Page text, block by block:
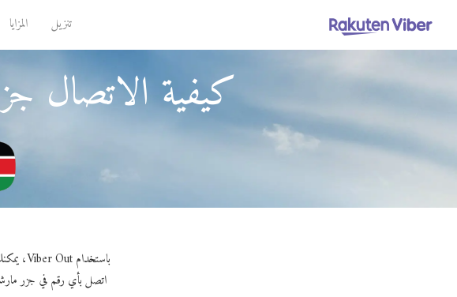
تنزيل المزايا
كيفية الاتصال
باستخدام Viber Out، يمكنك إجراء مكالمات عالية الجودة إلى جزر مارشال من جنوب السودان.
اتصل بأي رقم في جزر مارشال -